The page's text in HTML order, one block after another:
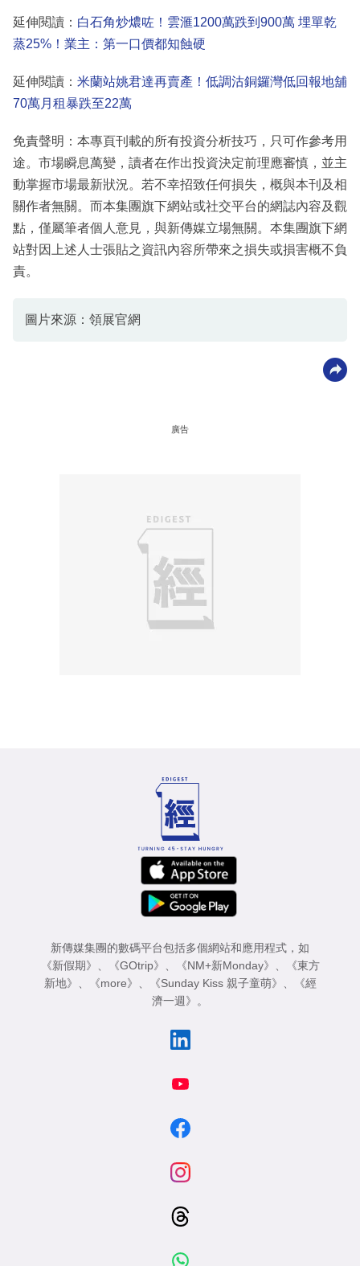
延伸閱讀： 白石角炒燶咗！雲滙1200萬跌到900萬 埋單乾
蒸25%！業主：第一口價都知蝕硬
延伸閱讀： 米蘭站姚君達再賣產！低調沽銅鑼灣低回報地舖
70萬月租暴跌至22萬
免責聲明：本專頁刊載的所有投資分析技巧，只可作參考用
途。市場瞬息萬變，讀者在作出投資決定前理應審慎，並主
動掌握市場最新狀況。若不幸招致任何損失，概與本刊及相
關作者無關。而本集團旗下網站或社交平台的網誌內容及觀
點，僅屬筆者個人意見，與新傳媒立場無關。本集團旗下網
站對因上述人士張貼之資訊內容所帶來之損失或損害概不負
責。
圖片來源：領展官網
廣告
新傳媒集團的數碼平台包括多個網站和應用程式，如
《新假期》
《GOtrip》 《NM+新Monday》
《東方
新地》
《more》 《Sunday Kiss 親子童萌》
《經
濟一週》
。